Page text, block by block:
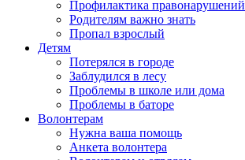
Профилактика правонарушений
Родителям важно знать
Пропал взрослый
Детям
Потерялся в городе
Заблудился в лесу
Проблемы в школе или дома
Проблемы в баторе
Волонтерам
Нужна ваша помощь
Анкета волонтера